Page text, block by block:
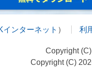
インターネット ） 利
Copyright
Copyright (C)